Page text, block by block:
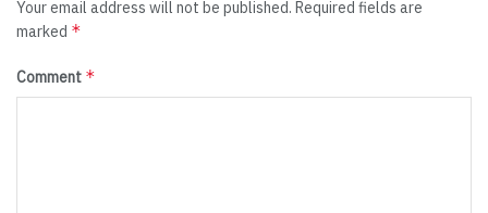
Your email address will not be published. Required fields are
marked *
Comment *